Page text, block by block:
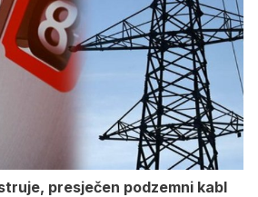
presječen podzemni kabl